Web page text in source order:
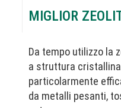
MIGLIOR
Da tempo utilizzo la
a struttura
particolarmente
da metalli pesanti,